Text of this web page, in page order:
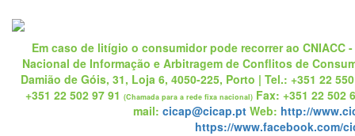
Em caso de litígio o consumidor pode recorrer ao CNIACC
Nacional de Informação e Arbitragem de Conflitos de
Damião de Góis, 31, Loja 6, 4050-225, Porto | Tel.: +351 22
+351 22 502 97 91 (Chamada para a rede fixa nacional) Fax: +351 22 502
mail: cicap@cicap.pt Web: http://
https://www.facebook.com/